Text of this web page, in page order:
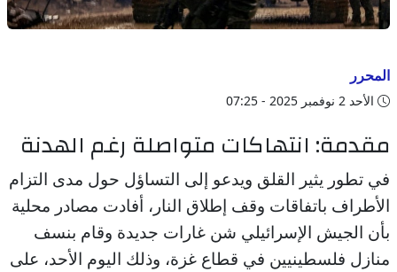
المحرر
الأحد 2 نوفمبر 2025 - 07:25
مقدمة: انتهاكات متواصلة رغم الهدنة
في تطور يثير القلق ويدعو إلى التساؤل حول مدى التزام
الأطراف باتفاقات وقف إطلاق النار، أفادت مصادر محلية
بأن الجيش الإسرائيلي شن غارات جديدة وقام بنسف
منازل فلسطينيين في قطاع غزة، وذلك اليوم الأحد، على